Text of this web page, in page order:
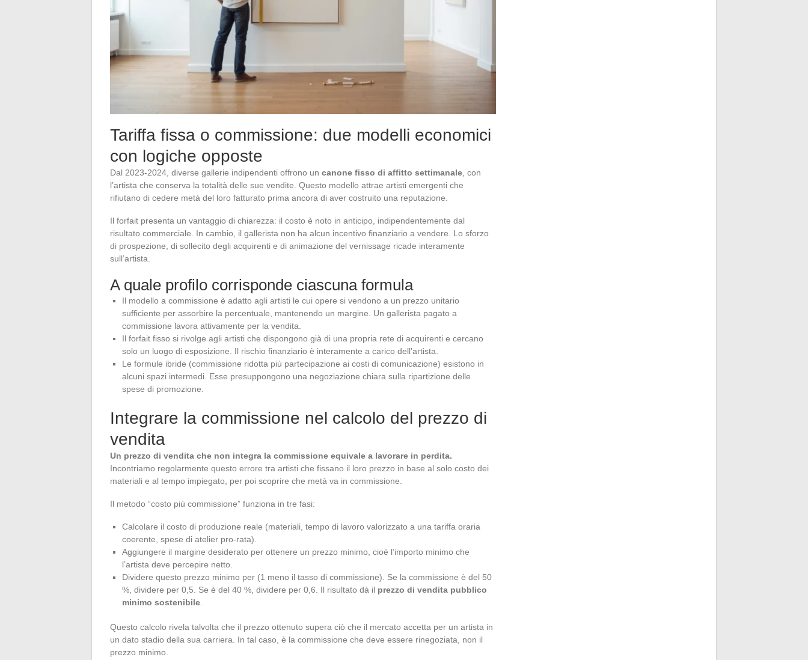
Tariffa fissa o commissione: due modelli economici
con logiche opposte
Dal 2023-2024, diverse gallerie indipendenti offrono un canone fisso di affitto settimanale, con
l’artista che conserva la totalità delle sue vendite. Questo modello attrae artisti emergenti che
rifiutano di cedere metà del loro fatturato prima ancora di aver costruito una reputazione.
Il forfait presenta un vantaggio di chiarezza: il costo è noto in anticipo, indipendentemente dal
risultato commerciale. In cambio, il gallerista non ha alcun incentivo finanziario a vendere. Lo sforzo
di prospezione, di sollecito degli acquirenti e di animazione del vernissage ricade interamente
sull’artista.
A quale profilo corrisponde ciascuna formula
Il modello a commissione è adatto agli artisti le cui opere si vendono a un prezzo unitario
sufficiente per assorbire la percentuale, mantenendo un margine. Un gallerista pagato a
commissione lavora attivamente per la vendita.
Il forfait fisso si rivolge agli artisti che dispongono già di una propria rete di acquirenti e cercano
solo un luogo di esposizione. Il rischio finanziario è interamente a carico dell’artista.
Le formule ibride (commissione ridotta più partecipazione ai costi di comunicazione) esistono in
alcuni spazi intermedi. Esse presuppongono una negoziazione chiara sulla ripartizione delle
spese di promozione.
Integrare la commissione nel calcolo del prezzo di
vendita
Un prezzo di vendita che non integra la commissione equivale a lavorare in perdita.
Incontriamo regolarmente questo errore tra artisti che fissano il loro prezzo in base al solo costo dei
materiali e al tempo impiegato, per poi scoprire che metà va in commissione.
Il metodo “costo più commissione” funziona in tre fasi:
Calcolare il costo di produzione reale (materiali, tempo di lavoro valorizzato a una tariffa oraria
coerente, spese di atelier pro-rata).
Aggiungere il margine desiderato per ottenere un prezzo minimo, cioè l’importo minimo che
l’artista deve percepire netto.
Dividere questo prezzo minimo per (1 meno il tasso di commissione). Se la commissione è del 50
%, dividere per 0,5. Se è del 40 %, dividere per 0,6. Il risultato dà il prezzo di vendita pubblico
minimo sostenibile.
Questo calcolo rivela talvolta che il prezzo ottenuto supera ciò che il mercato accetta per un artista in
un dato stadio della sua carriera. In tal caso, è la commissione che deve essere rinegoziata, non il
prezzo minimo.